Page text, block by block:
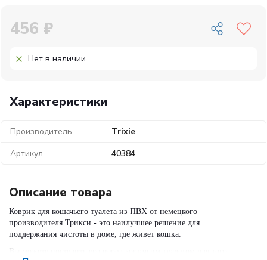
Характеристики
Производитель
Trixie
Артикул
40384
456 ₽
Нет в наличии
Описание товара
Коврик для кошачьего туалета из ПВХ от немецкого
производителя Трикси - это наилучшее решение для
поддержания чистоты в доме, где живет кошка.
Вы можете постелить его перед кошачьим туалетом для того,